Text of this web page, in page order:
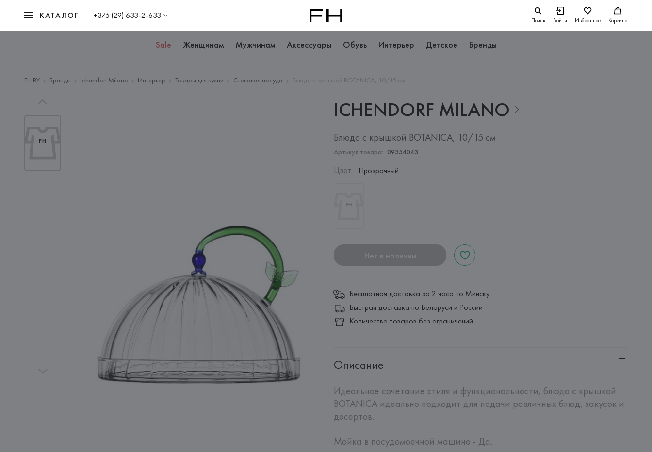
КАТАЛОГ +375 (29) 633-2-633 Поиск Войти Избранное Корзина
Sale Женщинам Мужчинам Аксессуары Обувь Интерьер Детское Бренды
FH.BY Бренды Ichendorf Milano Интерьер Товары для кухни Столовая посуда Блюдо с крышкой BOTANICA, 10/15 см
ICHENDORF MILANO
Блюдо с крышкой BOTANICA, 10/15 см
Артикул товара: 09354043
Цвет: Прозрачный
Нет в наличии
Бесплатная доставка за 2 часа по Минску
Быстрая доставка по Беларуси и России
Количество товаров без ограничений
Описание
Идеальное сочетание стиля и функциональности, блюдо с крышкой
BOTANICA идеально подходит для подачи различных блюд, закусок и
десертов.
Мойка в посудомоечной машине - Да.